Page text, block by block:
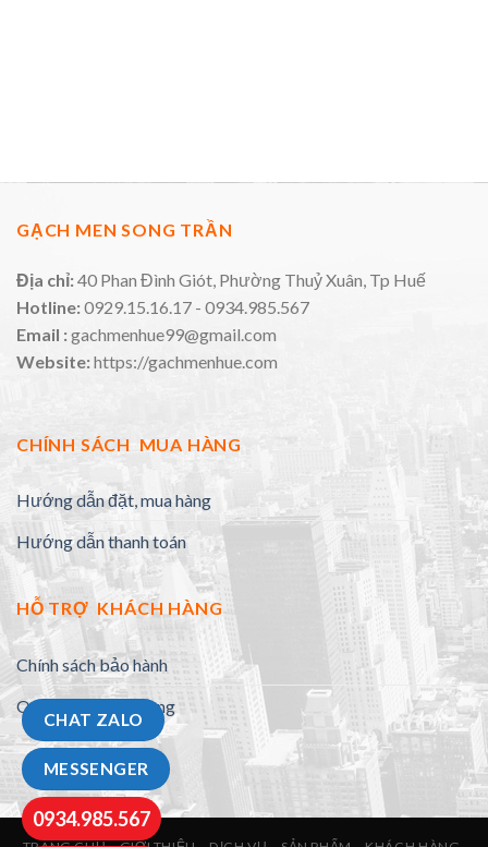
GẠCH MEN SONG TRẦN
Địa chỉ:40 Phan Đình Giót, Phường Thuỷ Xuân, Tp Huế
Hotline:0929.15.16.17 - 0934.985.567
Email :gachmenhue99@gmail.com
Website:https://gachmenhue.com
CHÍNH SÁCH MUA HÀNG
Hướng dẫn đặt, mua hàng
Hướng dẫn thanh toán
HỖ TRỢ KHÁCH HÀNG
Chính sách bảo hành
Quy định đổi trả hàng
CHAT ZALO
MESSENGER
0934.985.567